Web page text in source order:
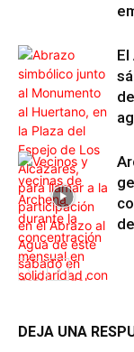
Internacional
DEJA UNA